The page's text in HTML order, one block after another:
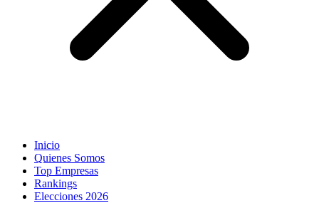
Inicio
Quienes Somos
Top Empresas
Rankings
Elecciones 2026